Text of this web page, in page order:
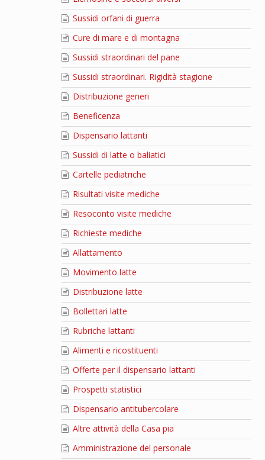
Sussidi orfani di guerra
Cure di mare e di montagna
Sussidi straordinari del pane
Sussidi straordinari. Rigidità stagione
Distribuzione generi
Beneficenza
Dispensario lattanti
Sussidi di latte o baliatici
Cartelle pediatriche
Risultati visite mediche
Resoconto visite mediche
Richieste mediche
Allattamento
Movimento latte
Distribuzione latte
Bollettari latte
Rubriche lattanti
Alimenti e ricostituenti
Offerte per il dispensario lattanti
Prospetti statistici
Dispensario antitubercolare
Altre attività della Casa pia
Amministrazione del personale